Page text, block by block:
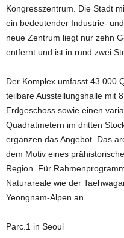
Kongresszentrum. Die Stadt
ein bedeutender Industrie-
neue Zentrum liegt nur zehn
entfernt und ist in rund zwei
Der Komplex umfasst 43.000
teilbare Ausstellungshalle mit
Erdgeschoss sowie einen
Quadratmetern im dritten
ergänzen das Angebot. Das
dem Motiv eines
Region. Für
Naturareale wie der
Yeongnam-Alpen an.
Parc.1 in Seoul